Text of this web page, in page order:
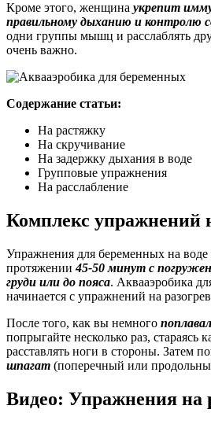
Кроме этого, женщина укрепит
правильному дыханию и контролю
одни группы мышц и расслаблять
очень важно.
Содержание статьи:
На растяжку
На скручивание
На задержку дыхания в воде
Групповые упражнения
На расслабление
Комплекс упражнений
Упражнения для беременных на
протяжении45-50 минут с
груди или до пояса. Аквааэробика
начинается с упражнений на
После того, как вы немного
попрыгайте несколько раз, стараясь
расставлять ноги в стороны. Затем
шпагат (поперечный или
Видео: Упражнения на